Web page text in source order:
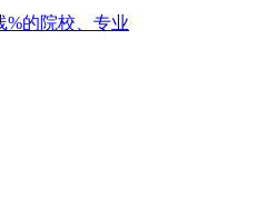
%的院校、专业